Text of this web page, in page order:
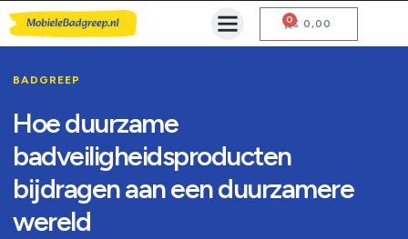
€ 0,00
0
BADGREEP
Hoe duurzame
badveiligheidsproducten
bijdragen aan een duurzamere
wereld